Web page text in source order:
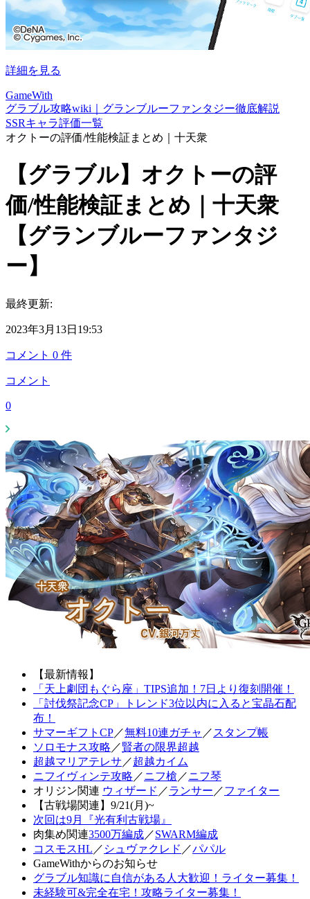
詳細を見る
GameWith
グラブル攻略wiki｜グランブルーファンタジー徹底解説
SSRキャラ評価一覧
オクトーの評価/性能検証まとめ｜十天衆
【グラブル】オクトーの評
価/性能検証まとめ｜十天衆
【グランブルーファンタジ
ー】
最終更新:
2023年3月13日19:53
コメント 0 件
コメント
0
【最新情報】
「天上劇団もぐら座」TIPS追加！7日より復刻開催！
「討伐祭記念CP」トレンド3位以内に入ると宝晶石配
布！
サマーギフトCP／無料10連ガチャ ／ スタンプ帳
ソロモナス攻略 ／賢者の限界超越
超越マリアテレサ ／超越カイム
ニフイヴィンテ攻略 ／ニフ槍 ／ニフ琴
オリジン関連 ウィザード ／ランサー ／ファイター
【古戦場関連】9/21(月)~
次回は9月『光有利古戦場』
肉集め関連3500万編成／SWARM編成
コスモスHL ／ シュヴァクレド ／パパル
GameWithからのお知らせ
グラブル知識に自信がある人大歓迎！ライター募集！
未経験可&完全在宅！攻略ライター募集！